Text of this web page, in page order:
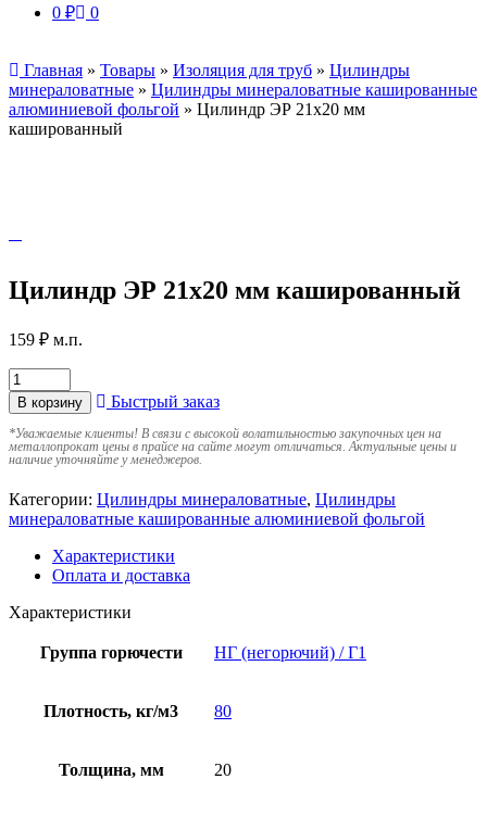
0 ₽ 0
Главная » Товары » Изоляция для труб » Цилиндры
минераловатные » Цилиндры минераловатные кашированные
алюминиевой фольгой » Цилиндр ЭР 21х20 мм
кашированный
Цилиндр ЭР 21х20 мм кашированный
159 ₽ м.п.
В корзину Быстрый заказ
*Уважаемые клиенты! В связи с высокой волатильностью закупочных цен на
металлопрокат цены в прайсе на сайте могут отличаться. Актуальные цены и
наличие уточняйте у менеджеров.
Категории: Цилиндры минераловатные, Цилиндры
минераловатные кашированные алюминиевой фольгой
Характеристики
Оплата и доставка
Характеристики
Группа горючести НГ (негорючий) / Г1
Плотность, кг/м3 80
Толщина, мм 20